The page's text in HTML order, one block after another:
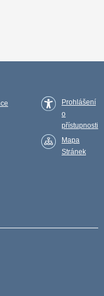
Prohlášení
o
přístupnosti
Mapa
Stránek